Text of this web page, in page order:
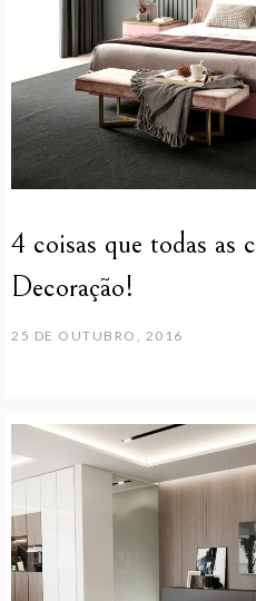
4 coisas que todas as
Decoração!
25 DE OUTUBRO, 2016